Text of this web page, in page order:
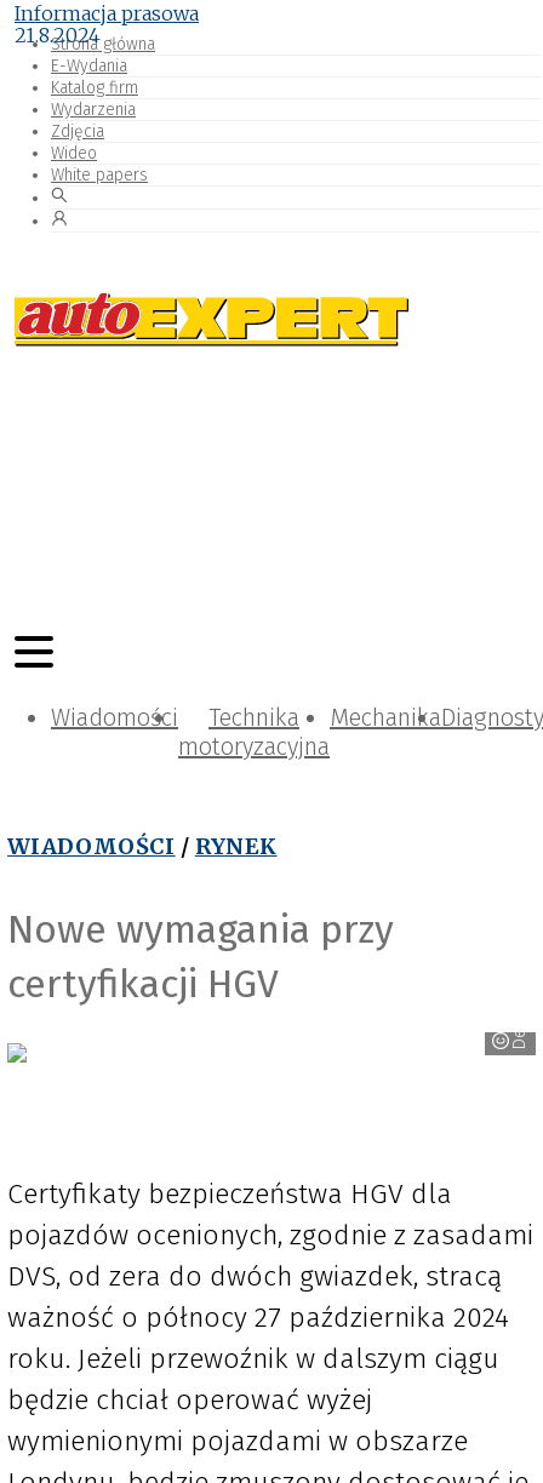
Strona główna
E-Wydania
Katalog firm
Wydarzenia
Zdjęcia
Wideo
White papers
Wiadomości
Technika
motoryzacyjna
Mechanika
WIADOMOŚCI / RYNEK
Nowe wymagania przy
certyfikacji HGV
Informacja prasowa
21.8.2024
Certyfikaty bezpieczeństwa HGV dla
pojazdów ocenionych, zgodnie z zasadami
DVS, od zera do dwóch gwiazdek, stracą
ważność o północy 27 października 2024
roku. Jeżeli przewoźnik w dalszym ciągu
będzie chciał operować wyżej
wymienionymi pojazdami w obszarze